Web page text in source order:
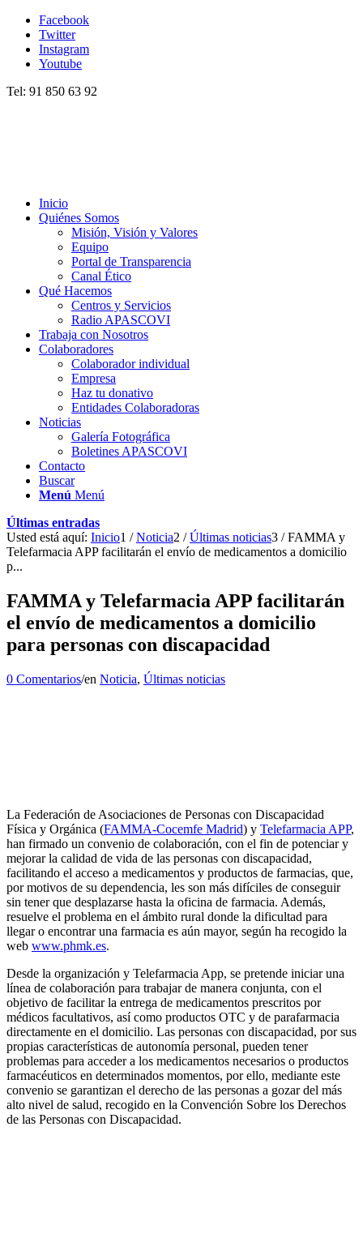
Facebook
Twitter
Instagram
Youtube
Tel: 91 850 63 92
Inicio
Quiénes Somos
Misión, Visión y Valores
Equipo
Portal de Transparencia
Canal Ético
Qué Hacemos
Centros y Servicios
Radio APASCOVI
Trabaja con Nosotros
Colaboradores
Colaborador individual
Empresa
Haz tu donativo
Entidades Colaboradoras
Noticias
Galería Fotográfica
Boletines APASCOVI
Contacto
Buscar
Menú Menú
Últimas entradas
Usted está aquí: Inicio1 / Noticia2 / Últimas noticias3 / FAMMA y
Telefarmacia APP facilitarán el envío de medicamentos a domicilio
p...
FAMMA y Telefarmacia APP facilitarán
el envío de medicamentos a domicilio
para personas con discapacidad
0 Comentarios/en Noticia, Últimas noticias
La Federación de Asociaciones de Personas con Discapacidad
Física y Orgánica (FAMMA-Cocemfe Madrid) y Telefarmacia APP,
han firmado un convenio de colaboración, con el fin de potenciar y
mejorar la calidad de vida de las personas con discapacidad,
facilitando el acceso a medicamentos y productos de farmacias, que,
por motivos de su dependencia, les son más difíciles de conseguir
sin tener que desplazarse hasta la oficina de farmacia. Además,
resuelve el problema en el ámbito rural donde la dificultad para
llegar o encontrar una farmacia es aún mayor, según ha recogido la
web www.phmk.es.
Desde la organización y Telefarmacia App, se pretende iniciar una
línea de colaboración para trabajar de manera conjunta, con el
objetivo de facilitar la entrega de medicamentos prescritos por
médicos facultativos, así como productos OTC y de parafarmacia
directamente en el domicilio. Las personas con discapacidad, por sus
propias características de autonomía personal, pueden tener
problemas para acceder a los medicamentos necesarios o productos
farmacéuticos en determinados momentos, por ello, mediante este
convenio se garantizan el derecho de las personas a gozar del más
alto nivel de salud, recogido en la Convención Sobre los Derechos
de las Personas con Discapacidad.